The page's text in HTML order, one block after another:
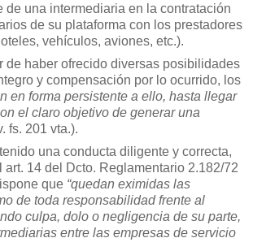
de una intermediaria en la contratación
de su plataforma con los prestadores
vehículos, aviones, etc.).
de haber ofrecido diversas posibilidades
y compensación por lo ocurrido, los
en forma persistente a ello, hasta llegar
el claro objetivo de generar una
fs. 201 vta.).
una conducta diligente y correcta,
art. 14 del Dcto. Reglamentario 2.182/72
que “quedan eximidas las
de toda responsabilidad frente al
culpa, dolo o negligencia de su parte,
entre las empresas de servicio